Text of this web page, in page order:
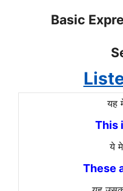
Basic
यह
This
ये
These